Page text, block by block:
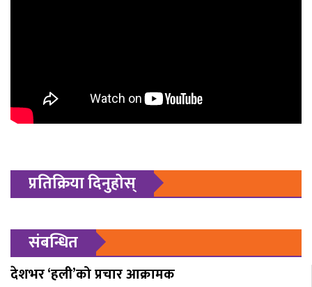
प्रतिक्रिया दिनुहोस्
संबन्धित
देशभर ‘हली’को प्रचार आक्रामक